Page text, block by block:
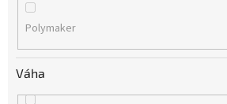
Polymaker
Váha